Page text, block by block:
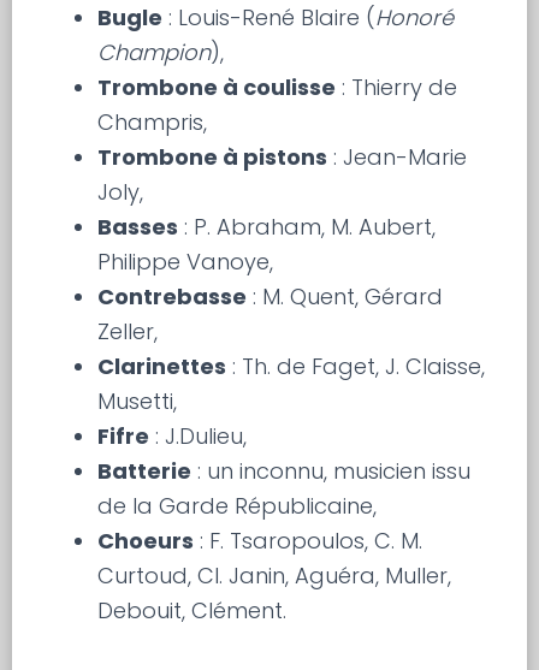
Bugle : Louis-René Blaire (Honoré
Champion),
Trombone à coulisse : Thierry de
Champris,
Trombone à pistons : Jean-Marie
Joly,
Basses : P. Abraham, M. Aubert,
Philippe Vanoye,
Contrebasse : M. Quent, Gérard
Zeller,
Clarinettes : Th. de Faget, J. Claisse,
Musetti,
Fifre : J.Dulieu,
Batterie : un inconnu, musicien issu
de la Garde Républicaine,
Choeurs : F. Tsaropoulos, C. M.
Curtoud, Cl. Janin, Aguéra, Muller,
Debouit, Clément.